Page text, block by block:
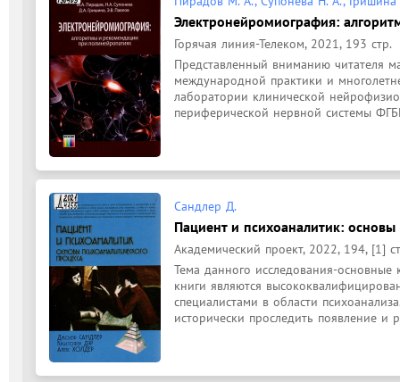
Электронейромиография:
Горячая линия-Телеком, 2021, 193 стр.
Представленный вниманию читателя
международной практики и
лаборатории клинической
периферической нервной системы
Сандлер Д.
Пациент и психоаналитик:
Академический проект, 2022, 194, [1]
Тема данного исследования-основные
книги являются
специалистами в области
исторически проследить появление и